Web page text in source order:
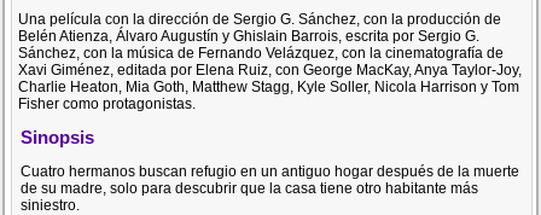
Una película con la dirección de Sergio G. Sánchez, con la producción de
Belén Atienza, Álvaro Augustín y Ghislain Barrois, escrita por Sergio G.
Sánchez, con la música de Fernando Velázquez, con la cinematografía de
Xavi Giménez, editada por Elena Ruiz, con George MacKay, Anya Taylor-Joy,
Charlie Heaton, Mia Goth, Matthew Stagg, Kyle Soller, Nicola Harrison y Tom
Fisher como protagonistas.
Sinopsis
Cuatro hermanos buscan refugio en un antiguo hogar después de la muerte
de su madre, solo para descubrir que la casa tiene otro habitante más
siniestro.